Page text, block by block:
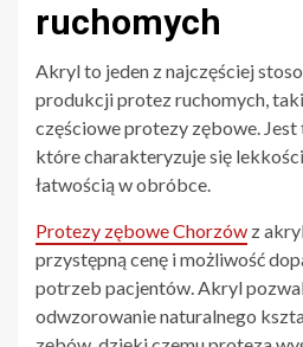
ruchomych
Akryl to jeden z najczęściej
produkcji protez ruchomych,
częściowe protezy zębowe.
które charakteryzuje się
łatwością w obróbce.
Protezy zębowe Chorzów z
przystępną cenę i możliwość
potrzeb pacjentów. Akryl
odwzorowanie naturalnego